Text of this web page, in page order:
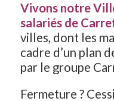
Vivons notre
salariés de
villes, dont les
cadre d’un plan
par le groupe
Fermeture ?